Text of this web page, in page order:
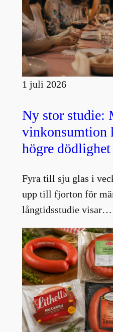
1 juli 2026
Ny stor studie:
vinkonsumtion
högre
Fyra till sju glas i
upp till fjorton för
långtidsstudie visar…